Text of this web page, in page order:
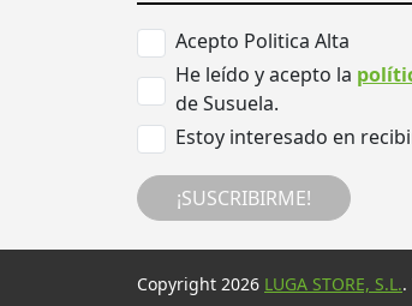
Acepto Politica Alta
He leído y acepto la
de Susuela.
Estoy interesado en
¡SUSCRIBIRME!
Copyright 2026 LUGA STORE, S.L..